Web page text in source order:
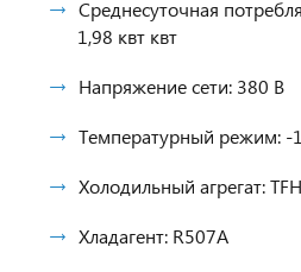
Среднесуточная
1,98 квт квт
Напряжение сети: 380 В
Температурный режим: -
Холодильный агрегат:
Хладагент: R507A